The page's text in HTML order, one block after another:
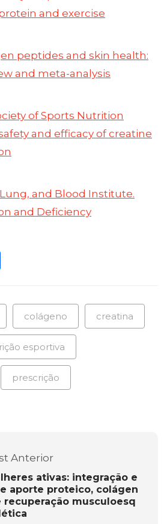
and exercise
peptides and skin health:
and meta-analysis
of Sports Nutrition
and efficacy of creatine
and Blood Institute.
and Deficiency
colágeno creatina
esportiva
prescrição
Anterior
ativas: integração e
aporte proteico, colágen
recuperação musculoesq